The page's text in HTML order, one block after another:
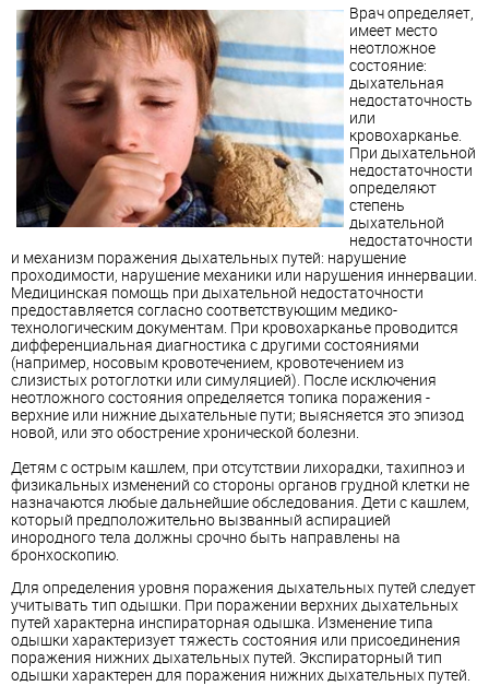
Врач определяет,
имеет место
неотложное
состояние:
дыхательная
недостаточность
или
кровохарканье.
При дыхательной
недостаточности
определяют
степень
дыхательной
недостаточности
и механизм поражения дыхательных путей: нарушение
проходимости, нарушение механики или нарушения иннервации.
Медицинская помощь при дыхательной недостаточности
предоставляется согласно соответствующим медико-
технологическим документам. При кровохарканье проводится
дифференциальная диагностика с другими состояниями
(например, носовым кровотечением, кровотечением из
слизистых ротоглотки или симуляцией). После исключения
неотложного состояния определяется топика поражения -
верхние или нижние дыхательные пути; выясняется это эпизод
новой, или это обострение хронической болезни.
Детям с острым кашлем, при отсутствии лихорадки, тахипноэ и
физикальных изменений со стороны органов грудной клетки не
назначаются любые дальнейшие обследования. Дети с кашлем,
который предположительно вызванный аспирацией
инородного тела должны срочно быть направлены на
бронхоскопию.
Для определения уровня поражения дыхательных путей следует
учитывать тип одышки. При поражении верхних дыхательных
путей характерна инспираторная одышка. Изменение типа
одышки характеризует тяжесть состояния или присоединения
поражения нижних дыхательных путей. Экспираторный тип
одышки характерен для поражения нижних дыхательных путей.